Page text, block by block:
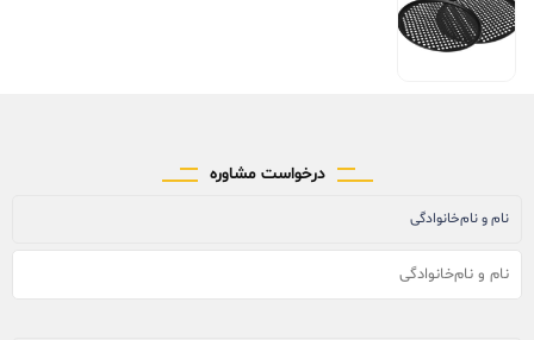
درخواست مشاوره
نام و نام‌خانوادگی